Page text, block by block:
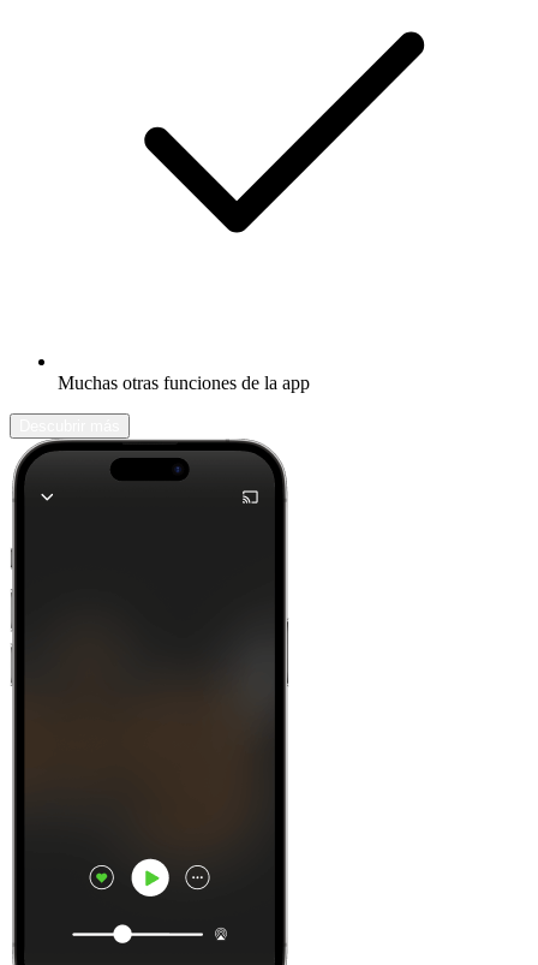
Muchas otras funciones de la app